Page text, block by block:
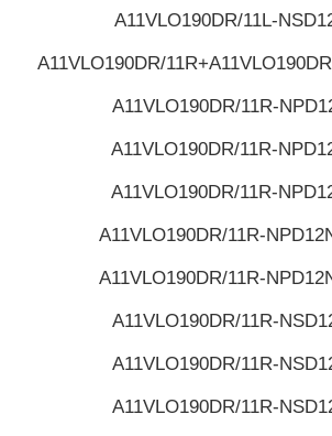
A11VLO190DR/11L-
A11VLO190DR/
A11VLO190DR/11R-
A11VLO190DR/11R-
A11VLO190DR/11R-
A11VLO190DR/11R-
A11VLO190DR/11R-
A11VLO190DR/11R-
A11VLO190DR/11R-
A11VLO190DR/11R-